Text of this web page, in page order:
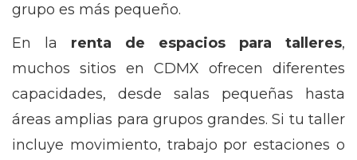
grupo es más pequeño.
En la renta de espacios para talleres,
muchos sitios en CDMX ofrecen diferentes
capacidades, desde salas pequeñas hasta
áreas amplias para grupos grandes. Si tu taller
incluye movimiento, trabajo por estaciones o